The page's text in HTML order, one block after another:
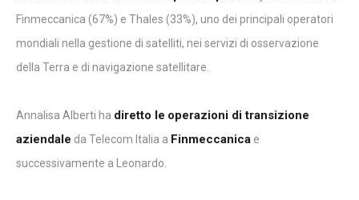
Finmeccanica (67%) e Thales (33%), uno dei principali operatori
mondiali nella gestione di satelliti, nei servizi di osservazione
della Terra e di navigazione satellitare.
Annalisa Alberti ha diretto le operazioni di transizione
aziendale da Telecom Italia a Finmeccanica e
successivamente a Leonardo.